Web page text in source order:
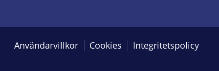
Användarvillkor Cookies Integritetspolicy